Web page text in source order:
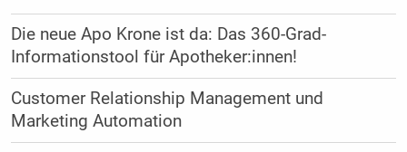
Die neue Apo Krone ist da: Das 360-Grad-
Informationstool für Apotheker:innen!
Customer Relationship Management und
Marketing Automation